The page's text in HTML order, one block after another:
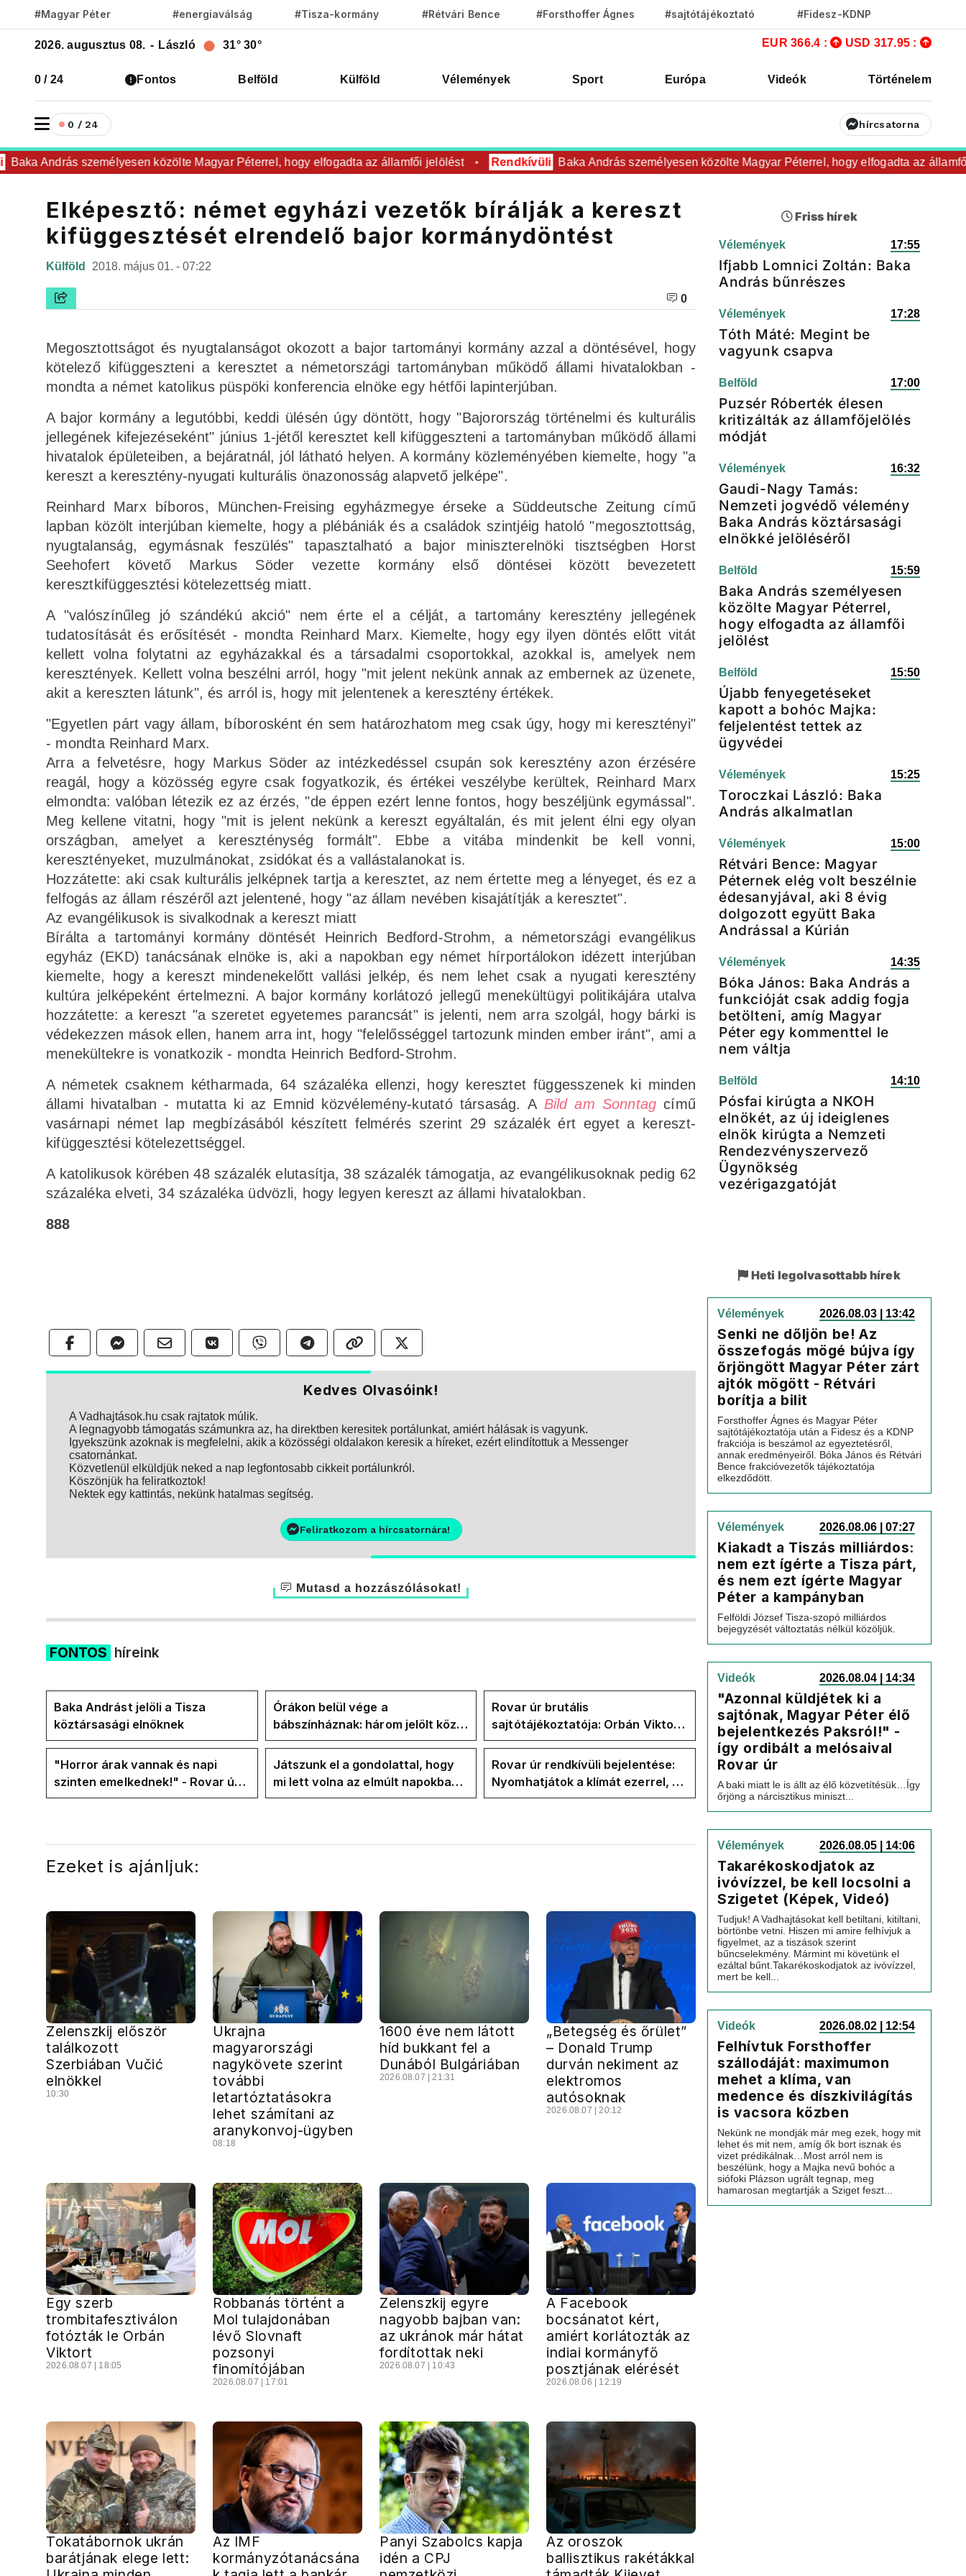
#Magyar Péter #energiaválság #Tisza-kormány #Rétvári Bence #Forsthoffer Ágnes #sajtótájékoztató #Fidesz-KDNP
2026. augusztus 08. - László 31° 30° EUR 366.4 : USD 317.95 :
0 / 24 Fontos Belföld Külföld Vélemények Sport Európa Videók Történelem
0 / 24 hírcsatorna
András személyesen közölte Magyar Péterrel, hogy elfogadta az államfői jelölést Rendkívüli Baka András személyesen közölte Magyar Péterrel, hogy elfogadta az államfői
Elképesztő: német egyházi vezetők bírálják a kereszt
kifüggesztését elrendelő bajor kormánydöntést
Külföld 2018. május 01. - 07:22
0
Megosztottságot és nyugtalanságot okozott a bajor tartományi kormány azzal a döntésével, hogy
kötelező kifüggeszteni a keresztet a németországi tartományban működő állami hivatalokban -
mondta a német katolikus püspöki konferencia elnöke egy hétfői lapinterjúban.
A bajor kormány a legutóbbi, keddi ülésén úgy döntött, hogy "Bajorország történelmi és kulturális
jellegének kifejezéseként" június 1-jétől keresztet kell kifüggeszteni a tartományban működő állami
hivatalok épületeiben, a bejáratnál, jól látható helyen. A kormány közleményében kiemelte, hogy "a
kereszt a keresztény-nyugati kulturális önazonosság alapvető jelképe".
Reinhard Marx bíboros, München-Freising egyházmegye érseke a Süddeutsche Zeitung című
lapban közölt interjúban kiemelte, hogy a plébániák és a családok szintjéig hatoló "megosztottság,
nyugtalanság, egymásnak feszülés" tapasztalható a bajor miniszterelnöki tisztségben Horst
Seehofert követő Markus Söder vezette kormány első döntései között bevezetett
keresztkifüggesztési kötelezettség miatt.
A "valószínűleg jó szándékú akció" nem érte el a célját, a tartomány keresztény jellegének
tudatosítását és erősítését - mondta Reinhard Marx. Kiemelte, hogy egy ilyen döntés előtt vitát
kellett volna folytatni az egyházakkal és a társadalmi csoportokkal, azokkal is, amelyek nem
keresztények. Kellett volna beszélni arról, hogy "mit jelent nekünk annak az embernek az üzenete,
akit a kereszten látunk", és arról is, hogy mit jelentenek a keresztény értékek.
"Egyetlen párt vagy állam, bíborosként én sem határozhatom meg csak úgy, hogy mi keresztényi"
- mondta Reinhard Marx.
Arra a felvetésre, hogy Markus Söder az intézkedéssel csupán sok keresztény azon érzésére
reagál, hogy a közösség egyre csak fogyatkozik, és értékei veszélybe kerültek, Reinhard Marx
elmondta: valóban létezik ez az érzés, "de éppen ezért lenne fontos, hogy beszéljünk egymással".
Meg kellene vitatni, hogy "mit is jelent nekünk a kereszt egyáltalán, és mit jelent élni egy olyan
országban, amelyet a kereszténység formált". Ebbe a vitába mindenkit be kell vonni,
keresztényeket, muzulmánokat, zsidókat és a vallástalanokat is.
Hozzátette: aki csak kulturális jelképnek tartja a keresztet, az nem értette meg a lényeget, és ez a
felfogás az állam részéről azt jelentené, hogy "az állam nevében kisajátítják a keresztet".
Az evangélikusok is sivalkodnak a kereszt miatt
Bírálta a tartományi kormány döntését Heinrich Bedford-Strohm, a németországi evangélikus
egyház (EKD) tanácsának elnöke is, aki a napokban egy német hírportálokon idézett interjúban
kiemelte, hogy a kereszt mindenekelőtt vallási jelkép, és nem lehet csak a nyugati keresztény
kultúra jelképeként értelmezni. A bajor kormány korlátozó jellegű menekültügyi politikájára utalva
hozzátette: a kereszt "a szeretet egyetemes parancsát" is jelenti, nem arra szolgál, hogy bárki is
védekezzen mások ellen, hanem arra int, hogy "felelősséggel tartozunk minden ember iránt", ami a
menekültekre is vonatkozik - mondta Heinrich Bedford-Strohm.
A németek csaknem kétharmada, 64 százaléka ellenzi, hogy keresztet függesszenek ki minden
állami hivatalban - mutatta ki az Emnid közvélemény-kutató társaság. A Bild am Sonntag című
vasárnapi német lap megbízásából készített felmérés szerint 29 százalék ért egyet a kereszt-
kifüggesztési kötelezettséggel.
A katolikusok körében 48 százalék elutasítja, 38 százalék támogatja, az evangélikusoknak pedig 62
százaléka elveti, 34 százaléka üdvözli, hogy legyen kereszt az állami hivatalokban.
888
Kedves Olvasóink!
A Vadhajtások.hu csak rajtatok múlik.
A legnagyobb támogatás számunkra az, ha direktben keresitek portálunkat, amiért hálásak is vagyunk.
Igyekszünk azoknak is megfelelni, akik a közösségi oldalakon keresik a híreket, ezért elindítottuk a Messenger
csatornánkat.
Közvetlenül elküldjük neked a nap legfontosabb cikkeit portálunkról.
Köszönjük ha feliratkoztok!
Nektek egy kattintás, nekünk hatalmas segítség.
Feliratkozom a hírcsatornára!
Mutasd a hozzászólásokat!
FONTOS híreink
Baka Andrást jelöli a Tisza
köztársasági elnöknek
Órákon belül vége a
bábszínháznak: három jelölt közül
"választ" ma államfőt a Tisza-
frakció
Rovar úr brutális
sajtótájékoztatója: Orbán Viktor
és a Vadhajtások a felelős a
kialakult helyzetért
"Horror árak vannak és napi
szinten emelkednek!" - Rovar úr
Facebook-oldalán lázadnak a
Játszunk el a gondolattal, hogy
mi lett volna az elmúlt napokban
rezsicsökkentés nélkül
Rovar úr rendkívüli bejelentése:
Nyomhatjátok a klímát ezerrel, a
hűtőket letekerhetitek, vége az
Ezeket is ajánljuk:
Zelenszkij először
találkozott
Szerbiában Vučić
elnökkel
10:30
Ukrajna
magyarországi
nagykövete szerint
további
letartóztatásokra
lehet számítani az
aranykonvoj-ügyben
08:18
1600 éve nem látott
híd bukkant fel a
Dunából Bulgáriában
2026.08.07 | 21:31
„Betegség és őrület”
– Donald Trump
durván nekiment az
elektromos
autósoknak
2026.08.07 | 20:12
Egy szerb
trombitafesztiválon
fotózták le Orbán
Viktort
2026.08.07 | 18:05
Robbanás történt a
Mol tulajdonában
lévő Slovnaft
pozsonyi
finomítójában
2026.08.07 | 17:01
Zelenszkij egyre
nagyobb bajban van:
az ukránok már hátat
fordítottak neki
2026.08.07 | 10:43
A Facebook
bocsánatot kért,
amiért korlátozták az
indiai kormányfő
posztjának elérését
2026.08.06 | 12:19
Tokatábornok ukrán
barátjának elege lett:
Az IMF
kormányzótanácsána
Panyi Szabolcs kapja
idén a CPJ
Az oroszok
ballisztikus rakétákkal
Friss hírek
Vélemények 17:55
Ifjabb Lomnici Zoltán: Baka
András bűnrészes
Vélemények 17:28
Tóth Máté: Megint be
vagyunk csapva
Belföld 17:00
Puzsér Róberték élesen
kritizálták az államfőjelölés
módját
Vélemények 16:32
Gaudi-Nagy Tamás:
Nemzeti jogvédő vélemény
Baka András köztársasági
elnökké jelöléséről
Belföld 15:59
Baka András személyesen
közölte Magyar Péterrel,
hogy elfogadta az államfői
jelölést
Belföld 15:50
Újabb fenyegetéseket
kapott a bohóc Majka:
feljelentést tettek az
ügyvédei
Vélemények 15:25
Toroczkai László: Baka
András alkalmatlan
Vélemények 15:00
Rétvári Bence: Magyar
Péternek elég volt beszélnie
édesanyjával, aki 8 évig
dolgozott együtt Baka
Andrással a Kúrián
Vélemények 14:35
Bóka János: Baka András a
funkcióját csak addig fogja
betölteni, amíg Magyar
Péter egy kommenttel le
nem váltja
Belföld 14:10
Pósfai kirúgta a NKOH
elnökét, az új ideiglenes
elnök kirúgta a Nemzeti
Rendezvényszervező
Ügynökség
vezérigazgatóját
Heti legolvasottabb hírek
Vélemények 2026.08.03 | 13:42
Senki ne dőljön be! Az
összefogás mögé bújva így
őrjöngött Magyar Péter zárt
ajtók mögött - Rétvári
borítja a bilit
Forsthoffer Ágnes és Magyar Péter
sajtótájékoztatója után a Fidesz és a KDNP
frakciója is beszámol az egyeztetésről,
annak eredményeiről. Bóka János és Rétvári
Bence frakcióvezetők tájékoztatója
elkezdődött.
Vélemények 2026.08.06 | 07:27
Kiakadt a Tiszás milliárdos:
nem ezt ígérte a Tisza párt,
és nem ezt ígérte Magyar
Péter a kampányban
Felföldi József Tisza-szopó milliárdos
bejegyzését változtatás nélkül közöljük.
Videók 2026.08.04 | 14:34
"Azonnal küldjétek ki a
sajtónak, Magyar Péter élő
bejelentkezés Paksról!" -
így ordibált a melósaival
Rovar úr
A baki miatt le is állt az élő közvetítésük…Így
őrjöng a nárcisztikus miniszt...
Vélemények 2026.08.05 | 14:06
Takarékoskodjatok az
ivóvízzel, be kell locsolni a
Szigetet (Képek, Videó)
Tudjuk! A Vadhajtásokat kell betiltani, kitiltani,
börtönbe vetni. Hiszen mi amire felhívjuk a
figyelmet, az a tiszások szerint
bűncselekmény. Mármint mi követünk el
ezáltal bűnt.Takarékoskodjatok az ivóvízzel,
mert be kell...
Videók 2026.08.02 | 12:54
Felhívtuk Forsthoffer
szállodáját: maximumon
mehet a klíma, van
medence és díszkivilágítás
is vacsora közben
Nekünk ne mondják már meg ezek, hogy mit
lehet és mit nem, amíg ők bort isznak és
vizet prédikálnak…Most arról nem is
beszélünk, hogy a Majka nevű bohóc a
siófoki Plázson ugrált tegnap, meg
hamarosan megtartják a Sziget feszt...